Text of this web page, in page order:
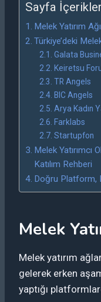
Sayfa
Melek Yatırım
Türkiye’deki
Galata
Keiretsu
TR Angels
BIC Angels
Arya Kadın
Farklabs
Startupfon
Melek Yatırımcı
Katılım Rehberi
Doğru Platform,
Melek
Melek yatırım
gelerek erken
yaptığı